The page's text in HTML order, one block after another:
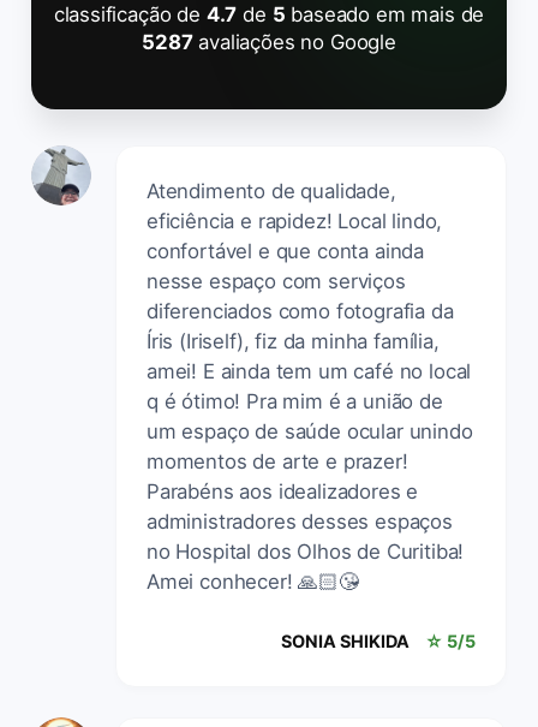
classificação de 4.7 de 5 baseado em mais de
5287avaliações no Google
Atendimento de qualidade,
eficiência e rapidez! Local lindo,
confortável e que conta ainda
nesse espaço com serviços
diferenciados como fotografia da
Íris (Iriself), fiz da minha família,
amei! E ainda tem um café no local
q é ótimo! Pra mim é a união de
um espaço de saúde ocular unindo
momentos de arte e prazer!
Parabéns aos idealizadores e
administradores desses espaços
no Hospital dos Olhos de Curitiba!
Amei conhecer! 🙏🏻😘
SONIA SHIKIDA ☆ 5/5